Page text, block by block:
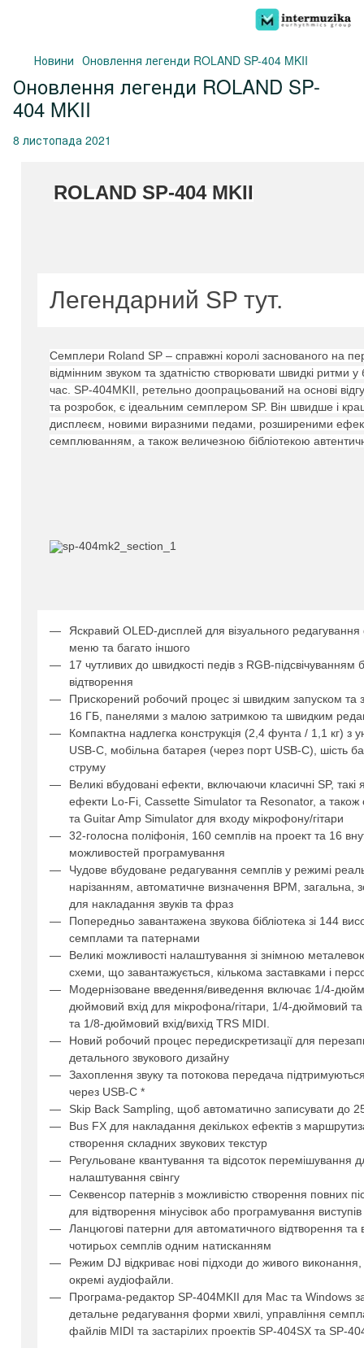
Новини Оновлення легенди ROLAND SP-404 MKII
Оновлення легенди ROLAND SP-
404 MKII
8 листопада 2021
ROLAND SP-404 MKII
Легендарний SP тут.
Семплери Roland SP – справжні королі заснованого на
відмінним звуком та здатністю створювати швидкі ритми
час. SP-404MKII, ретельно доопрацьований на основі
та розробок, є ідеальним семплером SP. Він швидше і
дисплеєм, новими виразними педами, розширеними
семплюванням, а також величезною бібліотекою
Яскравий OLED-дисплей для візуального
меню та багато іншого
17 чутливих до швидкості педів з RGB-
відтворення
Прискорений робочий процес зі швидким запуском
16 ГБ, панелями з малою затримкою та швидким
Компактна надлегка конструкція (2,4 фунта / 1,1 кг) з
USB-C, мобільна батарея (через порт USB-C), шість
струму
Великі вбудовані ефекти, включаючи класичні SP,
ефекти Lo-Fi, Cassette Simulator та Resonator, а також
та Guitar Amp Simulator для входу мікрофону/гітари
32-голосна поліфонія, 160 семплів на проект та 16
можливостей програмування
Чудове вбудоване редагування семплів у режимі
нарізанням, автоматичне визначення BPM, загальна,
для накладання звуків та фраз
Попередньо завантажена звукова бібліотека зі 144
семплами та патернами
Великі можливості налаштування зі знімною
схеми, що завантажується, кількома заставками і
Модернізоване введення/виведення включає 1/4-
дюймовий вхід для мікрофона/гітари, 1/4-дюймовий
та 1/8-дюймовий вхід/вихід TRS MIDI.
Новий робочий процес передискретизації для
детального звукового дизайну
Захоплення звуку та потокова передача
через USB-C *
Skip Back Sampling, щоб автоматично записувати до 25
Bus FX для накладання декількох ефектів з
створення складних звукових текстур
Регульоване квантування та відсоток перемішування
налаштування свінгу
Секвенсор патернів з можливістю створення повних
для відтворення мінусівок або програмування виступів
Ланцюгові патерни для автоматичного відтворення
чотирьох семплів одним натисканням
Режим DJ відкриває нові підходи до живого
окремі аудіофайли.
Програма-редактор SP-404MKII для Mac та Windows
детальне редагування форми хвилі, управління
файлів MIDI та застарілих проектів SP-404SX та SP-